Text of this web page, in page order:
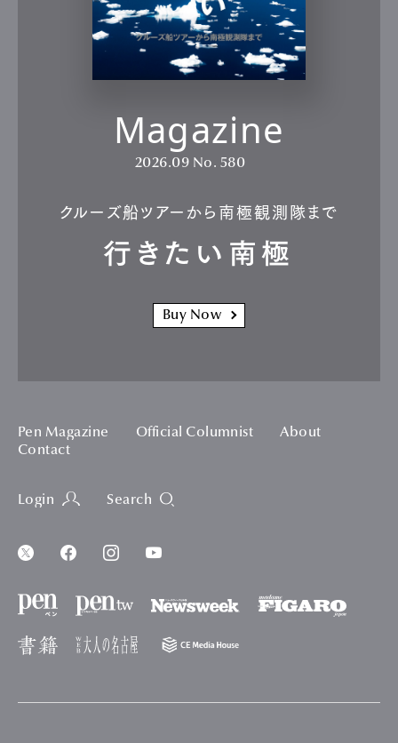
Magazine
2026.09 No. 580
クルーズ船ツアーから南極観測隊まで
行きたい南極
Buy Now
Pen Magazine Official Columnist
About
Contact
Login Search